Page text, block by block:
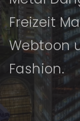
Freizeit
Webtoon
Fashion.